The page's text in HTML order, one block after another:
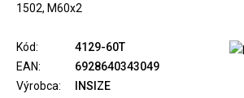
1502, M60x2
Kód:
4129-60T
EAN:
6928640343049
Výrobca:
INSIZE